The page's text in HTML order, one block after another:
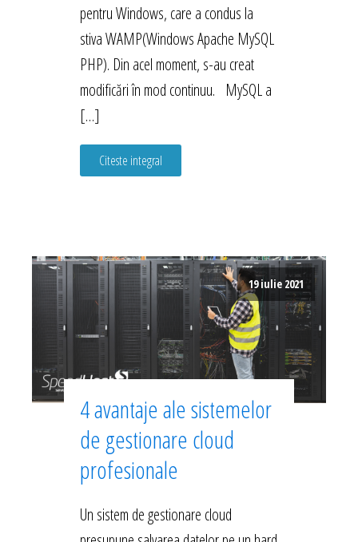
pentru Windows, care a condus la
stiva WAMP(Windows Apache MySQL
PHP). Din acel moment, s-au creat
modificări în mod continuu. MySQL a
[…]
Citeste integral
19 iulie 2021
4 avantaje ale sistemelor
de gestionare cloud
profesionale
Un sistem de gestionare cloud